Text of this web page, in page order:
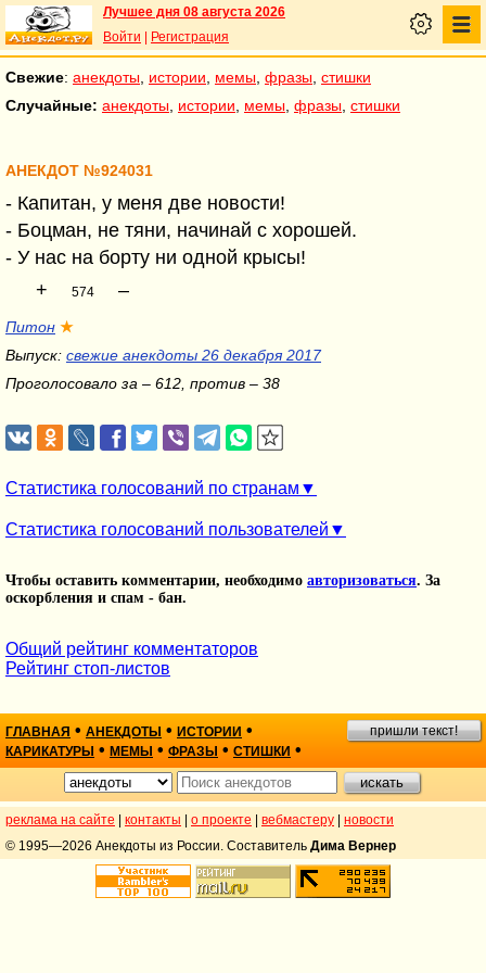
Лучшее дня 08 августа 2026
Войти
Регистрация
Свежие: анекдоты истории мемы фразы стишки
Случайные: анекдоты истории мемы фразы стишки
АНЕКДОТ №924031
- Капитан, у меня две новости!
- Боцман, не тяни, начинай с хорошей.
- У нас на борту ни одной крысы!
+
574 –
Питон ★
Выпуск: свежие анекдоты 26 декабря 2017
Проголосовало за – 612, против – 38
Статистика голосований по странам
Статистика голосований пользователей
Чтобы оставить комментарии, необходимо авторизоваться. За
оскорбления и спам - бан.
Общий рейтинг комментаторов
Рейтинг стоп-листов
ГЛАВНАЯ • АНЕКДОТЫ • ИСТОРИИ •
КАРИКАТУРЫ • МЕМЫ • ФРАЗЫ • СТИШКИ •
пришли текст!
реклама на сайте контакты о проекте вебмастеру
новости
© 1995—2026 Анекдоты из России. Составитель Дима Вернер